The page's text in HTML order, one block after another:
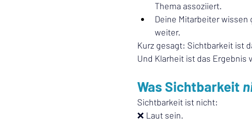
Thema assoziiert.
Deine Mitarbeiter
weiter.
Kurz gesagt: Sichtbarkeit ist
Und Klarheit ist das Ergebnis
Was Sichtbarkeit
Sichtbarkeit ist nicht:
❌ Laut sein.